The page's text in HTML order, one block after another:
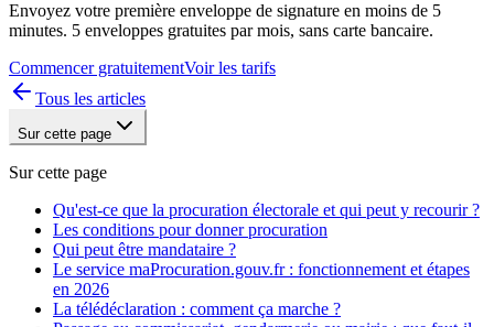
Envoyez votre première enveloppe de signature en moins de 5
minutes. 5 enveloppes gratuites par mois, sans carte bancaire.
Commencer gratuitementVoir les tarifs
Tous les articles
Sur cette page
Sur cette page
Qu'est-ce que la procuration électorale et qui peut y recourir ?
Les conditions pour donner procuration
Qui peut être mandataire ?
Le service maProcuration.gouv.fr : fonctionnement et étapes
en 2026
La télédéclaration : comment ça marche ?